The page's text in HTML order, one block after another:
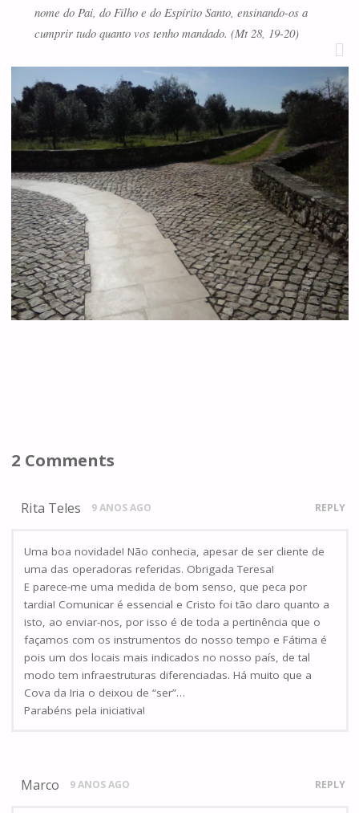
nome do Pai, do Filho e do Espírito Santo, ensinando-os a
cumprir tudo quanto vos tenho mandado. (Mt 28, 19-20)
2 Comments
Rita Teles 9 ANOS AGO REPLY
Uma boa novidade! Não conhecia, apesar de ser cliente de
uma das operadoras referidas. Obrigada Teresa!
E parece-me uma medida de bom senso, que peca por
tardia! Comunicar é essencial e Cristo foi tão claro quanto a
isto, ao enviar-nos, por isso é de toda a pertinência que o
façamos com os instrumentos do nosso tempo e Fátima é
pois um dos locais mais indicados no nosso país, de tal
modo tem infraestruturas diferenciadas. Há muito que a
Cova da Iria o deixou de “ser”…
Parabéns pela iniciativa!
Marco 9 ANOS AGO REPLY